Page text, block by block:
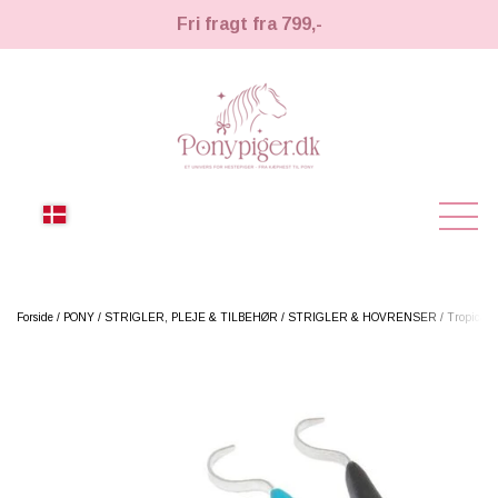
Fri fragt fra 799,-
NYHEDER
STRIGLER & TILBEHØR
LEMIEUX TOY PONY
TIL HESTEPIGER
Forside PONY STRIGLER, PLEJE & TILBEHØR STRIGLER & HOVRENSER Tropical